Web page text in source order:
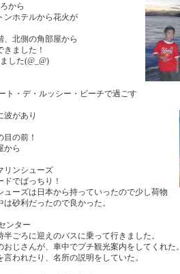
から
ンホテルから花火が
、北側の角部屋から
ました！
した(@_@)
ト・デ・ルッシー・ビーチで過ごす
波があり
の前！
から
リンシューズ
でばっちり！
ューズは日本から持っていったので少し荷物
砂利だったので良かった。
ンター
ごろに迎えのバスに乗って行きました。
じさんが、車中でプチ観光案内をしてくれた。
われたり、名所の説明をしていた。